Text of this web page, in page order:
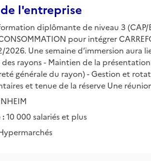
l'entreprise
diplômante de niveau 3 (CAP/
pour intégrer
Une semaine d’immersion aura
rayons - Maintien de la
générale du rayon) - Gestion et
et tenue de la réserve Une
:10 000 salariés et plus